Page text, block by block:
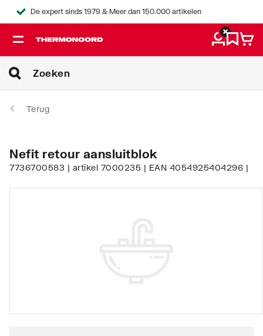
De expert sinds 1979 & Meer dan 150.000 artikelen
Terug
Nefit retour aansluitblok
7736700583 | artikel 7000235 | EAN 4054925404296 |